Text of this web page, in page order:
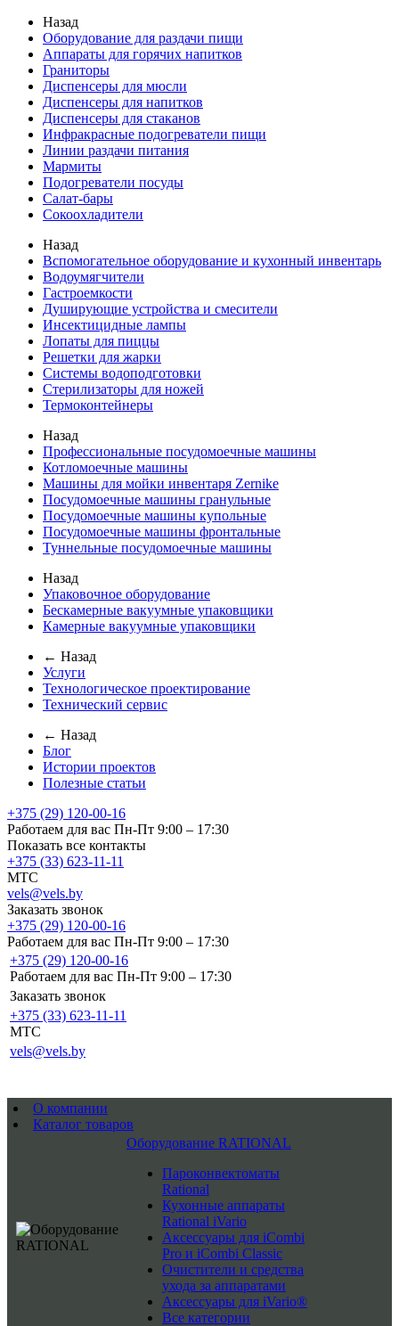
Назад
Оборудование для раздачи пищи
Аппараты для горячих напитков
Граниторы
Диспенсеры для мюсли
Диспенсеры для напитков
Диспенсеры для стаканов
Инфракрасные подогреватели пищи
Линии раздачи питания
Мармиты
Подогреватели посуды
Салат-бары
Сокоохладители
Назад
Вспомогательное оборудование и кухонный инвентарь
Водоумягчители
Гастроемкости
Душирующие устройства и смесители
Инсектицидные лампы
Лопаты для пиццы
Решетки для жарки
Системы водоподготовки
Стерилизаторы для ножей
Термоконтейнеры
Назад
Профессиональные посудомоечные машины
Котломоечные машины
Машины для мойки инвентаря Zernike
Посудомоечные машины гранульные
Посудомоечные машины купольные
Посудомоечные машины фронтальные
Туннельные посудомоечные машины
Назад
Упаковочное оборудование
Бескамерные вакуумные упаковщики
Камерные вакуумные упаковщики
← Назад
Услуги
Технологическое проектирование
Технический сервис
← Назад
Блог
Истории проектов
Полезные статьи
+375 (29) 120-00-16
Работаем для вас Пн-Пт 9:00 – 17:30
Показать все контакты
+375 (33) 623-11-11
MTC
vels@vels.by
Заказать звонок
+375 (29) 120-00-16
Работаем для вас Пн-Пт 9:00 – 17:30
+375 (29) 120-00-16
Работаем для вас Пн-Пт 9:00 – 17:30
Заказать звонок
+375 (33) 623-11-11
MTC
vels@vels.by
О компании
Каталог товаров
Оборудование RATIONAL
Пароконвектоматы
Rational
Кухонные аппараты
Rational iVario
Аксессуары для iCombi
Pro и iCombi Classic
Очистители и средства
ухода за аппаратами
Аксессуары для iVario®
Все категории